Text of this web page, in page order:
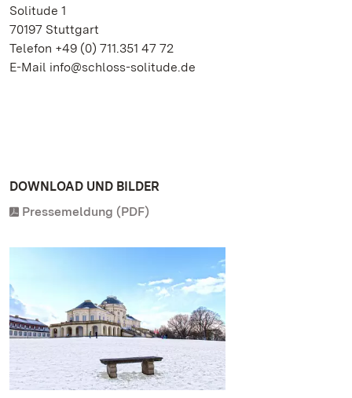
Solitude 1
70197 Stuttgart
Telefon +49 (0) 711.351 47 72
E-Mail info@schloss-solitude.de
DOWNLOAD UND BILDER
Pressemeldung (PDF)